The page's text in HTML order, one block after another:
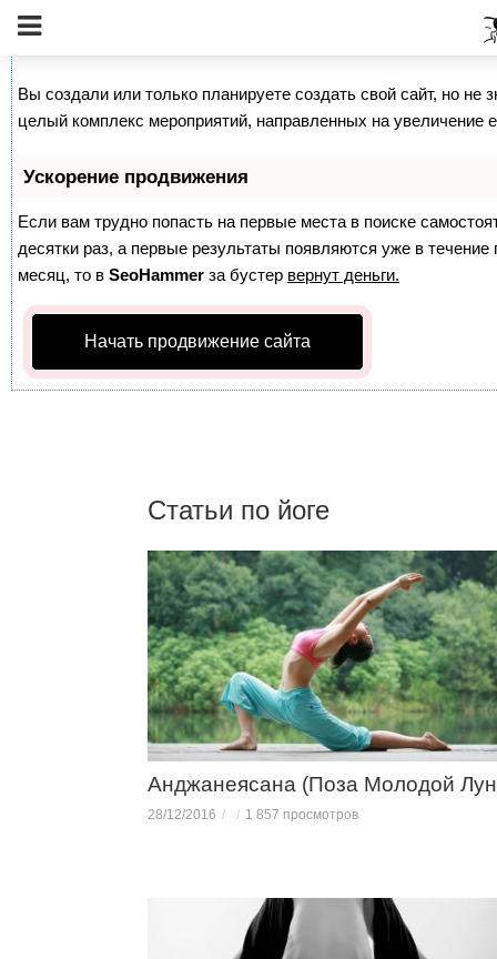
Как продвинуть сайт на первые места?
Вы создали или только планируете создать свой сайт, но не
целый комплекс мероприятий, направленных на увеличение
Ускорение продвижения
Если вам трудно попасть на первые места в поиске
десятки раз, а первые результаты появляются уже в
месяц, то в SeoHammer за бустер вернут деньги.
Начать продвижение сайта
Статьи по йоге
Анджанеясана (Поза Молодой
28/12/2016 1 857 просмотров